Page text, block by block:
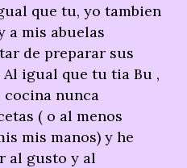
que tu, yo tambien
a mis abuelas
de preparar sus
igual que tu tia Bu ,
cocina nunca
( o al menos
mis manos) y he
al gusto y al